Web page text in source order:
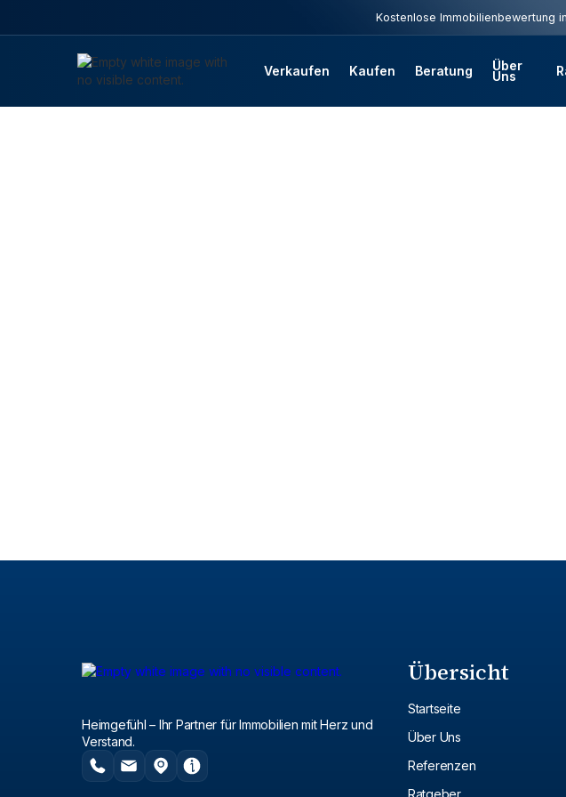
Kostenlose Immobilienbewertung
Verkaufen Kaufen Beratung Über
Uns
Heimgefühl – Ihr Partner für Immobilien mit Herz und
Verstand.
Übersicht
Startseite
Über Uns
Referenzen
Ratgeber